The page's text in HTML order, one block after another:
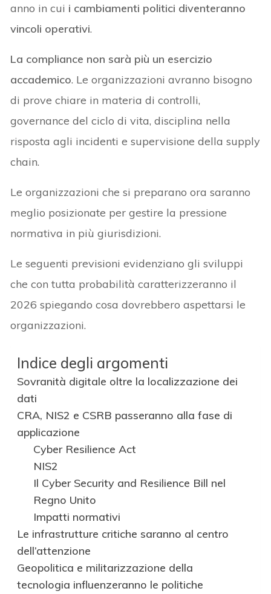
anno in cui i cambiamenti politici diventeranno
vincoli operativi.
La compliance non sarà più un esercizio
accademico. Le organizzazioni avranno bisogno
di prove chiare in materia di controlli,
governance del ciclo di vita, disciplina nella
risposta agli incidenti e supervisione della supply
chain.
Le organizzazioni che si preparano ora saranno
meglio posizionate per gestire la pressione
normativa in più giurisdizioni.
Le seguenti previsioni evidenziano gli sviluppi
che con tutta probabilità caratterizzeranno il
2026 spiegando cosa dovrebbero aspettarsi le
organizzazioni.
Indice degli argomenti
Sovranità digitale oltre la localizzazione dei
dati
CRA, NIS2 e CSRB passeranno alla fase di
applicazione
Cyber Resilience Act
NIS2
Il Cyber Security and Resilience Bill nel
Regno Unito
Impatti normativi
Le infrastrutture critiche saranno al centro
dell’attenzione
Geopolitica e militarizzazione della
tecnologia influenzeranno le politiche